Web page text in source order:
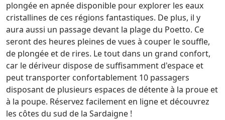
plongée en apnée disponible pour explorer les eaux
cristallines de ces régions fantastiques. De plus, il y
aura aussi un passage devant la plage du Poetto. Ce
seront des heures pleines de vues à couper le souffle,
de plongée et de rires. Le tout dans un grand confort,
car le dériveur dispose de suffisamment d'espace et
peut transporter confortablement 10 passagers
disposant de plusieurs espaces de détente à la proue et
à la poupe. Réservez facilement en ligne et découvrez
les côtes du sud de la Sardaigne !